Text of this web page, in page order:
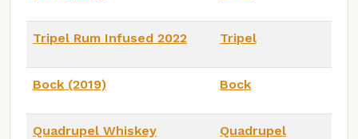
Tripel Rum Infused 2022 Tripel
Bock (2019) Bock
Quadrupel Whiskey
Quadrupel